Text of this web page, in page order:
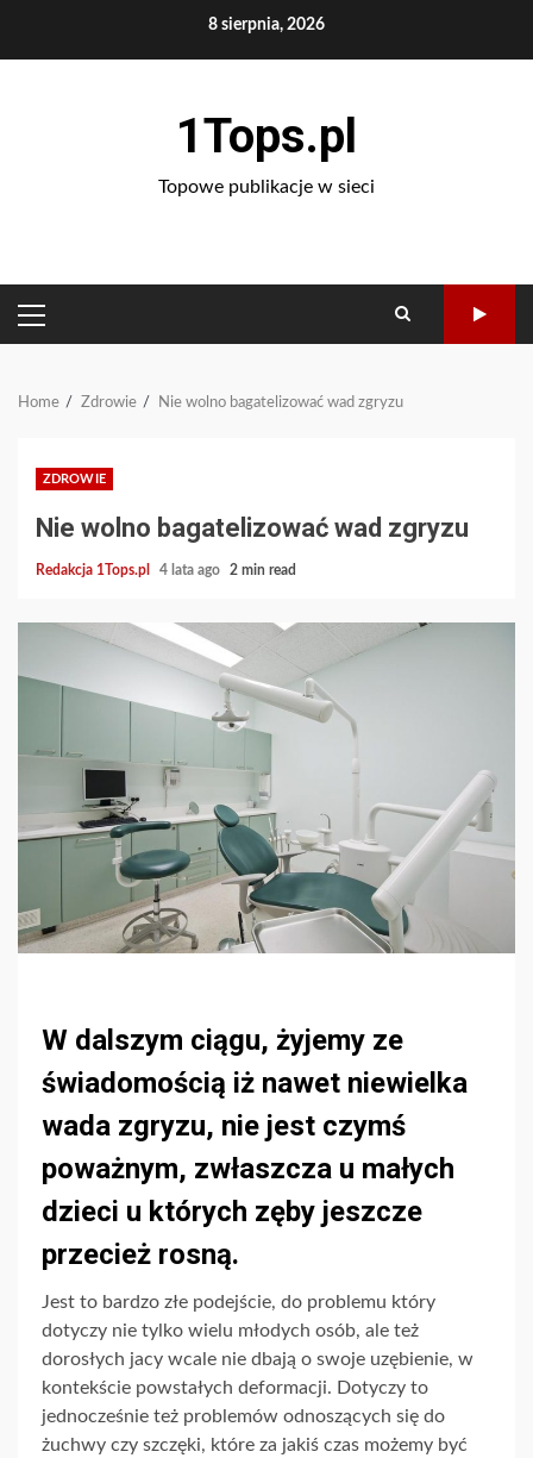
8 sierpnia, 2026
1Tops.pl
Topowe publikacje w sieci
PRIMARY
MENU
Home Zdrowie Nie wolno bagatelizować wad zgryzu
ZDROWIE
Nie wolno bagatelizować wad zgryzu
Redakcja 1Tops.pl 4 lata ago 2 min read
W dalszym ciągu, żyjemy ze
świadomością iż nawet niewielka
wada zgryzu, nie jest czymś
poważnym, zwłaszcza u małych
dzieci u których zęby jeszcze
przecież rosną.
Jest to bardzo złe podejście, do problemu który
dotyczy nie tylko wielu młodych osób, ale też
dorosłych jacy wcale nie dbają o swoje uzębienie, w
kontekście powstałych deformacji. Dotyczy to
jednocześnie też problemów odnoszących się do
żuchwy czy szczęki, które za jakiś czas możemy być